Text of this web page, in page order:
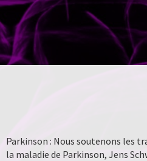
Parkinson : Nous soutenons les
la maladie de Parkinson, Jens